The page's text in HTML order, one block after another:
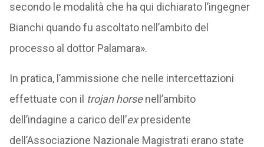
secondo le modalità che ha qui dichiarato l’ingegner
Bianchi quando fu ascoltato nell’ambito del
processo al dottor Palamara».
In pratica, l’ammissione che nelle intercettazioni
effettuate con il trojan horsenell’ambito
dell’indagine a carico dell’expresidente
dell’Associazione Nazionale Magistrati erano state